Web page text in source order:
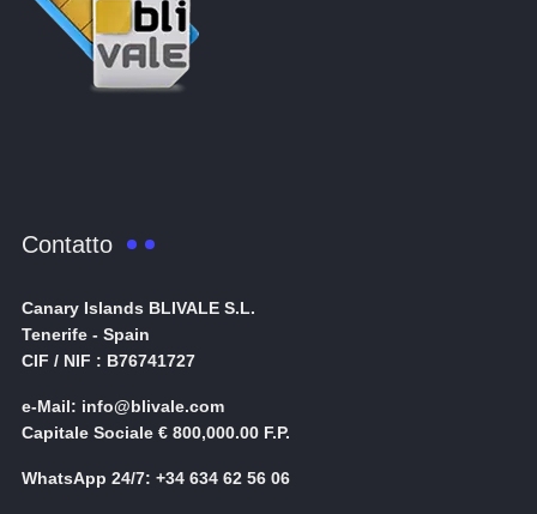
Contatto
Canary Islands BLIVALE S.L.
Tenerife - Spain
CIF / NIF : B76741727
e-Mail: info@blivale.com
Capitale Sociale € 800,000.00 F.P.
WhatsApp 24/7: +34 634 62 56 06